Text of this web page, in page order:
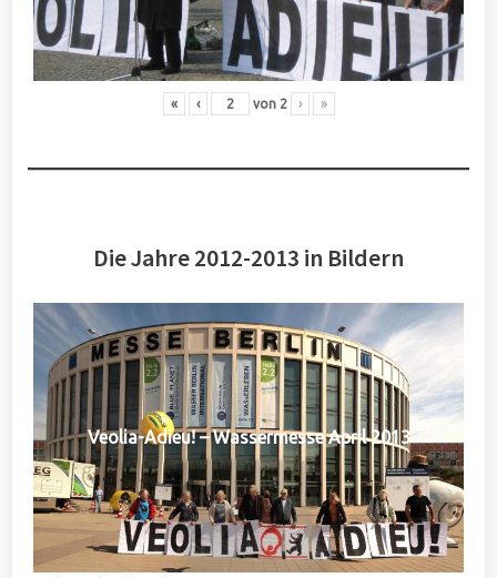
« ‹ von 2 › »
Die Jahre 2012-2013 in Bildern
Veolia-Adieu! – Wassermesse April 2013